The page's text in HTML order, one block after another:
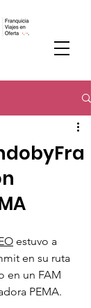
estuvo a
en su ruta
en un FAM
PEMA.